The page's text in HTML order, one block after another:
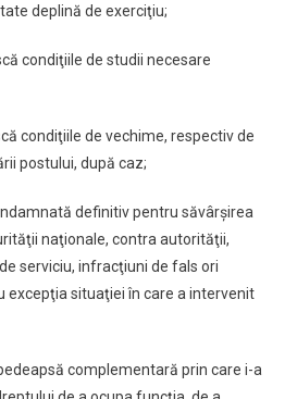
deplină de exerciţiu;
condiţiile de studii necesare
condiţiile de vechime, respectiv de
postului, după caz;
definitiv pentru săvârşirea
naţionale, contra autorităţii,
serviciu, infracţiuni de fals ori
excepţia situaţiei în care a intervenit
complementară prin care i-a